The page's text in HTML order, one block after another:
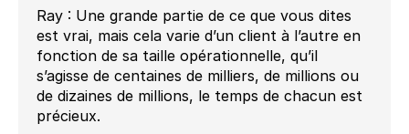
Ray : Une grande partie de ce que vous dites
est vrai, mais cela varie d’un client à l’autre en
fonction de sa taille opérationnelle, qu’il
s’agisse de centaines de milliers, de millions ou
de dizaines de millions, le temps de chacun est
précieux.